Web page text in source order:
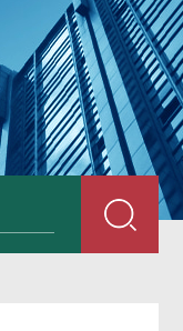
气扇/卫生间通风器